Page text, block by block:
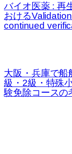
バイオ医薬 : 再
おける
continued
大阪・兵庫で船
級・2級・特殊
験免除コースの